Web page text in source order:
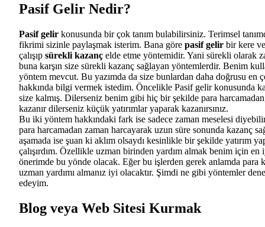
Pasif Gelir Nedir?
Pasif gelir konusunda bir çok tanım bulabilirsiniz. Terimsel
fikrimi sizinle paylaşmak isterim. Bana göre pasif gelir bir kere
çalışıp sürekli kazanç elde etme yöntemidir. Yani sürekli olarak
buna karşın size sürekli kazanç sağlayan yöntemlerdir. Benim
yöntem mevcut. Bu yazımda da size bunlardan daha doğrusu en
hakkında bilgi vermek istedim. Öncelikle Pasif gelir konusunda
size kalmış. Dilerseniz benim gibi hiç bir şekilde para
kazanır dilerseniz küçük yatırımlar yaparak kazanırsınız.
Bu iki yöntem hakkındaki fark ise sadece zaman meselesi
para harcamadan zaman harcayarak uzun süre sonunda kazanç
aşamada ise şuan ki aklım olsaydı kesinlikle bir şekilde yatırım
çalışırdım. Özellikle uzman birinden yardım almak benim için en
önerimde bu yönde olacak. Eğer bu işlerden gerek anlamda para
uzman yardımı almanız iyi olacaktır. Şimdi ne gibi yöntemler
edeyim.
Blog veya Web Sitesi Kurmak